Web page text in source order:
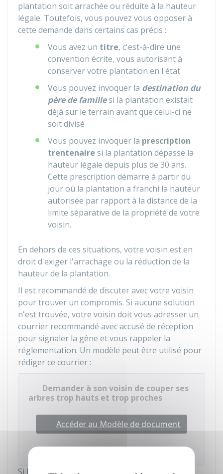
plantation soit arrachée ou réduite à la hauteur
légale. Toutefois, vous pouvez vous opposer à
cette demande dans certains cas précis :
Vous avez un titre, c'est-à-dire une
convention écrite, vous autorisant à
conserver votre plantation en l'état
Vous pouvez invoquer la destination du
père de famillesi la plantation existait
déjà sur le terrain avant que celui-ci ne
soit divisé
Vous pouvez invoquer la prescription
trentenaire si la plantation dépasse la
hauteur légale depuis plus de 30 ans.
Cette prescription démarre à partir du
jour où la plantation a franchi la hauteur
autorisée par rapport à la distance de la
limite séparative de la propriété de votre
voisin.
En dehors de ces situations, votre voisin est en
droit d'exiger l'arrachage ou la réduction de la
hauteur de la plantation.
Il est recommandé de discuter avec votre voisin
pour trouver un compromis. Si aucune solution
n'est trouvée, votre voisin doit vous adresser un
courrier recommandé avec accusé de réception
pour signaler la gêne et vous rappeler la
réglementation. Un modèle peut être utilisé pour
rédiger ce courrier :
Demander à son voisin de couper ses
arbres trop hauts et trop proches
Accéder au Modèle de document
Si le litige perdure, vous pouvez recourir à une